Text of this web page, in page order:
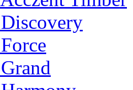
Discovery
Force
Grand